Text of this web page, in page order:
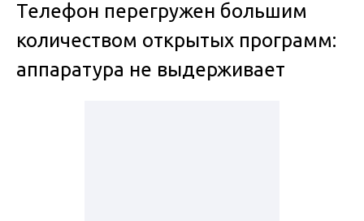
Телефон перегружен большим
количеством открытых программ:
аппаратура не выдерживает